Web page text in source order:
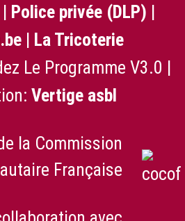
| Police privée (DLP) |
| La Tricoterie
Le Programme V3.0 |
Vertige asbl
la Commission
Française